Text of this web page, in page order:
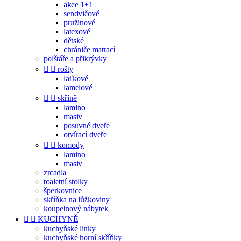
akce 1+1
sendvičové
pružinové
latexové
dětské
chrániče matrací
polštáře a přikrývky
  rošty
laťkové
lamelové
  skříně
lamino
masiv
posuvné dveře
otvírací dveře
  komody
lamino
masiv
zrcadla
toaletní stolky
šperkovnice
skříňka na lůžkoviny
koupelnový nábytek
  KUCHYNĚ
kuchyňské linky
kuchyňské horní skříňky